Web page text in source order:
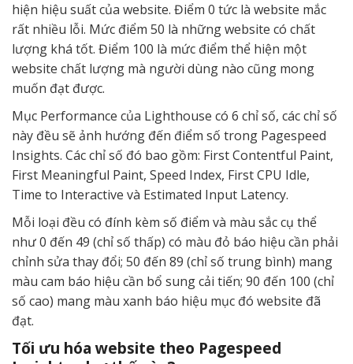
hiện hiệu suất của website. Điểm 0 tức là website mắc
rất nhiều lỗi. Mức điểm 50 là những website có chất
lượng khá tốt. Điểm 100 là mức điểm thể hiện một
website chất lượng mà người dùng nào cũng mong
muốn đạt được.
Mục Performance của Lighthouse có 6 chỉ số, các chỉ số
này đều sẽ ảnh hướng đến điểm số trong Pagespeed
Insights. Các chỉ số đó bao gồm: First Contentful Paint,
First Meaningful Paint, Speed Index, First CPU Idle,
Time to Interactive và Estimated Input Latency.
Mỗi loại đều có đính kèm số điểm và màu sắc cụ thể
như 0 đến 49 (chỉ số thấp) có màu đỏ báo hiệu cần phải
chỉnh sửa thay đổi; 50 đến 89 (chỉ số trung bình) mang
màu cam báo hiệu cần bổ sung cải tiến; 90 đến 100 (chỉ
số cao) mang màu xanh báo hiệu mục đó website đã
đạt.
Tối ưu hóa website theo Pagespeed